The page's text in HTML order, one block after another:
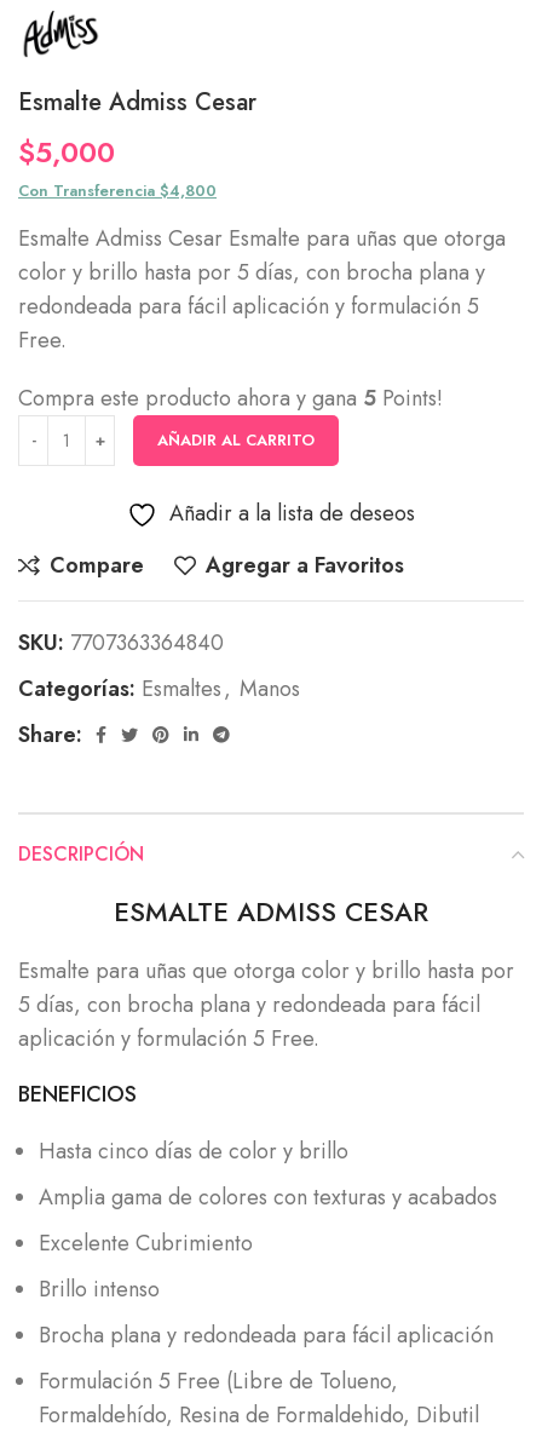
Esmalte Admiss Cesar
$5,000
Con Transferencia $4,800
Esmalte Admiss Cesar Esmalte para uñas que otorga
color y brillo hasta por 5 días, con brocha plana y
redondeada para fácil aplicación y formulación 5
Free.
Compra este producto ahora y gana 5 Points!
AÑADIR AL CARRITO
Añadir a la lista de deseos
Compare
Agregar a Favoritos
SKU: 7707363364840
Categorías: Esmaltes, Manos
Share:
DESCRIPCIÓN
ESMALTE ADMISS CESAR
Esmalte para uñas que otorga color y brillo hasta por
5 días, con brocha plana y redondeada para fácil
aplicación y formulación 5 Free.
BENEFICIOS
Hasta cinco días de color y brillo
Amplia gama de colores con texturas y acabados
Excelente Cubrimiento
Brillo intenso
Brocha plana y redondeada para fácil aplicación
Formulación 5 Free (Libre de Tolueno,
Formaldehído, Resina de Formaldehido, Dibutil